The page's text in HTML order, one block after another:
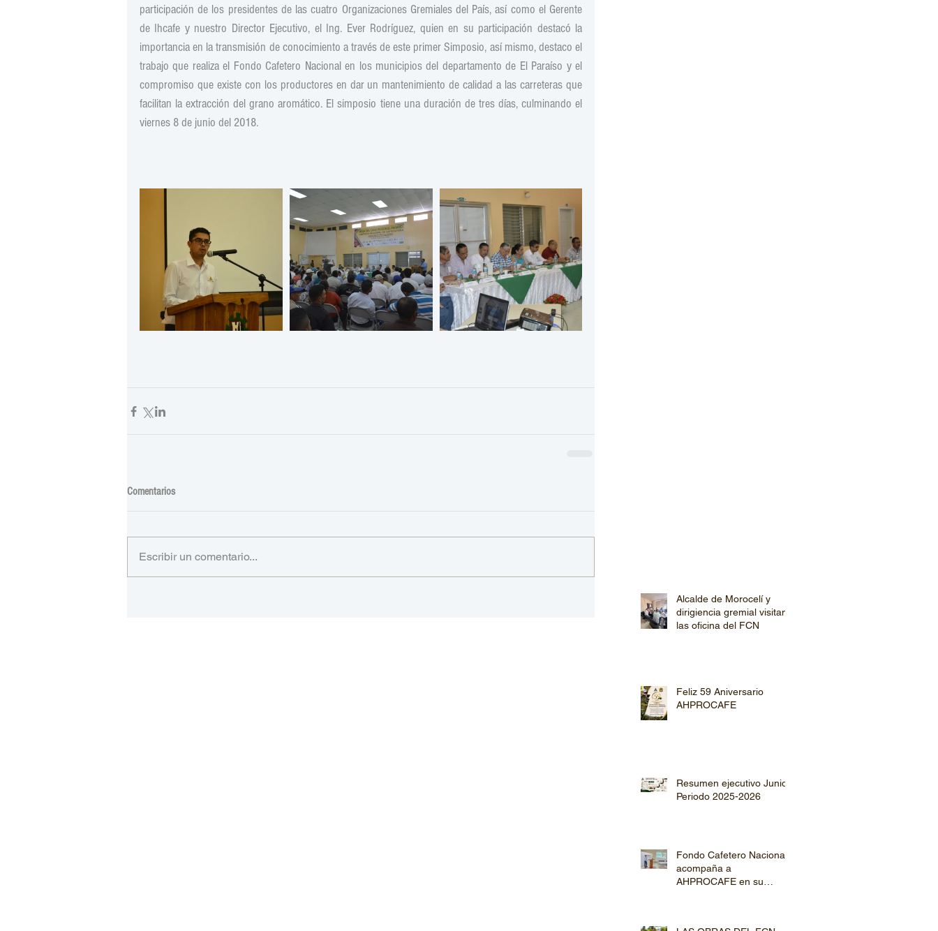
participación de los presidentes de las cuatro Organizaciones Gremiales del País, así como el Gerente
de Ihcafe y nuestro Director Ejecutivo, el Ing. Ever Rodríguez, quien en su participación destacó la
importancia en la transmisión de conocimiento a través de este primer Simposio, así mismo, destaco el
trabajo que realiza el Fondo Cafetero Nacional en los municipios del departamento de El Paraíso y el
compromiso que existe con los productores en dar un mantenimiento de calidad a las carreteras que
facilitan la extracción del grano aromático. El simposio tiene una duración de tres días, culminando el
viernes 8 de junio del 2018.
Comentarios
Escribir un comentario...
Alcalde de Morocelí y
dirigiencia gremial visitan
las oficina del FCN
Feliz 59 Aniversario
AHPROCAFE
Resumen ejecutivo Junio
Periodo 2025-2026
Fondo Cafetero Nacional
acompaña a
AHPROCAFE en su